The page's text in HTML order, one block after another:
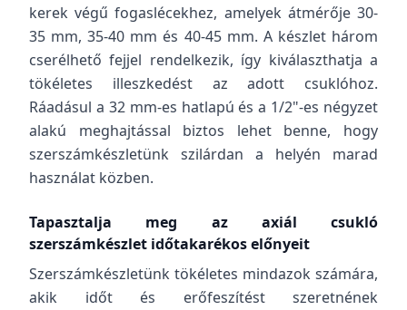
kerek végű fogaslécekhez, amelyek átmérője 30-
35 mm, 35-40 mm és 40-45 mm. A készlet három
cserélhető fejjel rendelkezik, így kiválaszthatja a
tökéletes illeszkedést az adott csuklóhoz.
Ráadásul a 32 mm-es hatlapú és a 1/2"-es négyzet
alakú meghajtással biztos lehet benne, hogy
szerszámkészletünk szilárdan a helyén marad
használat közben.
Tapasztalja meg az axiál csukló
szerszámkészlet időtakarékos előnyeit
Szerszámkészletünk tökéletes mindazok számára,
akik időt és erőfeszítést szeretnének